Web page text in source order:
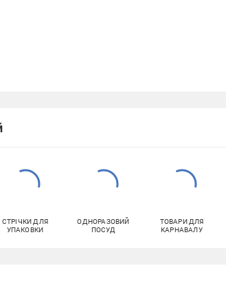
СТРІЧКИ ДЛЯ
УПАКОВКИ
ОДНОРАЗОВИЙ
ПОСУД
ТОВАРИ ДЛЯ
КАРНАВАЛУ